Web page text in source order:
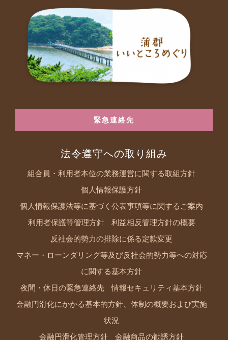
緊急連絡先
法令遵守への取り組み
組合員・利用者本位の業務運営に関する取組方針
個人情報保護方針
個人情報保護法等に基づく公表事項等に関するご案内
利用者保護等管理方針 利益相反管理方針の概要
反社会的勢力の排除に係る定款変更
マネー・ローンダリング等及び反社会的勢力等への対応
に関する基本方針
夜間・休日の緊急連絡先 情報セキュリティ基本方針
金融円滑化にかかる基本的方針、体制の概要および実施
状況
金融円滑化管理方針 金融商品の勧誘方針